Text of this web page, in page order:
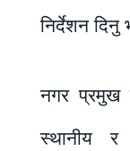
निर्देशन दिनु
नगर प्रमुख
स्थानीय र